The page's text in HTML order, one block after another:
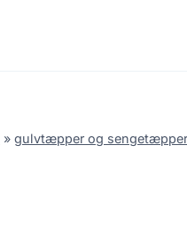
» gulvtæpper og